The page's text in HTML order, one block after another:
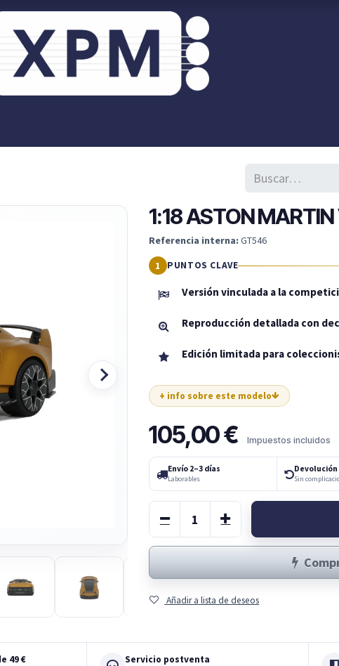
1:18 ASTON
Referencia interna: GT546
PUNTOS CLAVE
Versión vinculada a la
Reproducción detallada con
Edición limitada para
+ info sobre este modelo
105,00€ Impuestos incluidos
Envío 2–3 días
Laborables
Devolución
Sin
Añadir a lista de deseos
49 € Servicio postventa